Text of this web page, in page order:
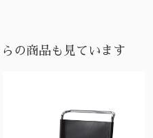
の商品も見ています